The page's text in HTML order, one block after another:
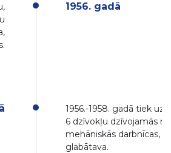
1956. gadā
1956.-1958. gadā tiek
6 dzīvokļu dzīvojamās
mehāniskās darbnīcas,
glabātava.